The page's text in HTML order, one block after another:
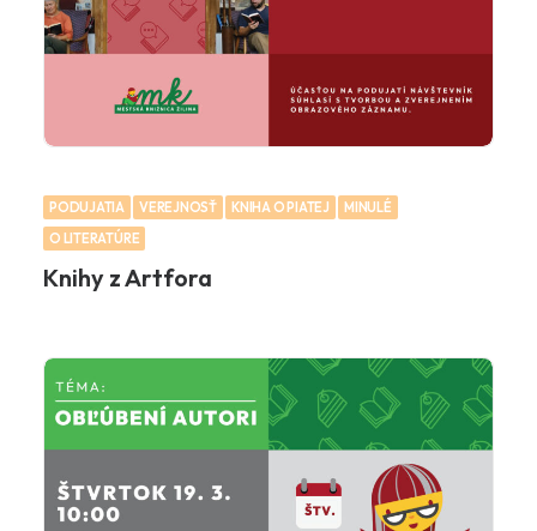
PODUJATIA VEREJNOSŤ KNIHA O PIATEJ
MINULÉ
O LITERATÚRE
Knihy z Artfora